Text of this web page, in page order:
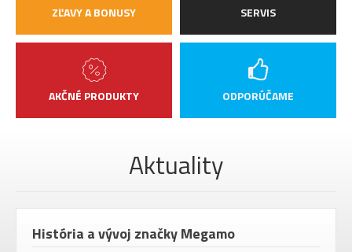
ZĽAVY A BONUSY
AKČNÉ PRODUKTY
SERVIS
ODPORÚČAME
Aktuality
História a vývoj značky Megamo